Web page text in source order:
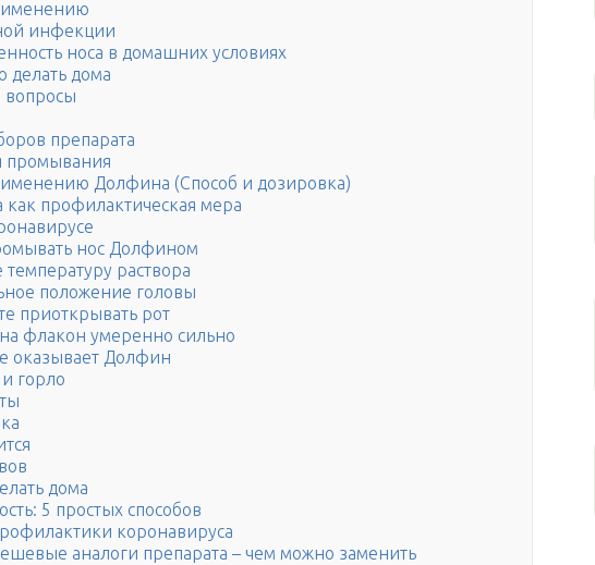
инфекции
носа в домашних условиях
делать дома
вопросы
препарата
промывания
Долфина (Способ и дозировка)
профилактическая мера
нос Долфином
раствора
положение головы
приоткрывать рот
флакон умеренно сильно
оказывает Долфин
горло
дома
5 простых способов
коронавируса
аналоги препарата – чем можно заменить